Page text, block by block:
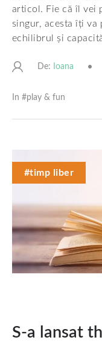
articol. Fie că îl vei
singur, acesta îți va
echilibrul și
De: Ioana
In #play & fun
#timp liber
S-a lansat